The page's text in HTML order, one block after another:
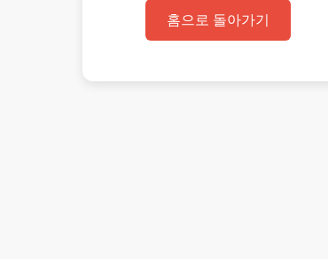
홈으로 돌아가기